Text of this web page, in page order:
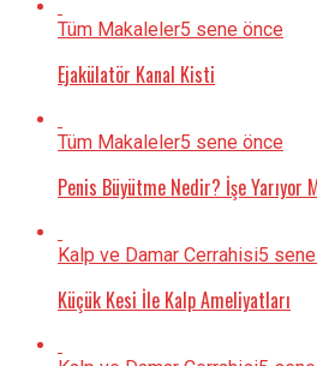
Tüm Makaleler5 sene önce
Ejakülatör Kanal Kisti
Tüm Makaleler5 sene önce
Penis Büyütme Nedir? İşe Yarıyor
Kalp ve Damar Cerrahisi5
Küçük Kesi İle Kalp Ameliyatları